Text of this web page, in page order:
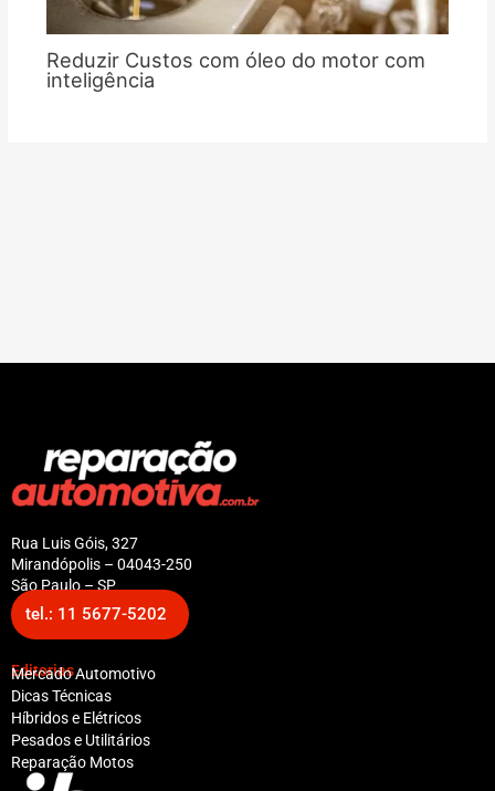
Reduzir Custos com óleo do motor com
inteligência
Rua Luis Góis, 327
Mirandópolis – 04043-250
São Paulo – SP
tel.: 11 5677-5202
Editorias
Mercado Automotivo
Dicas Técnicas
Híbridos e Elétricos
Pesados e Utilitários
Reparação Motos